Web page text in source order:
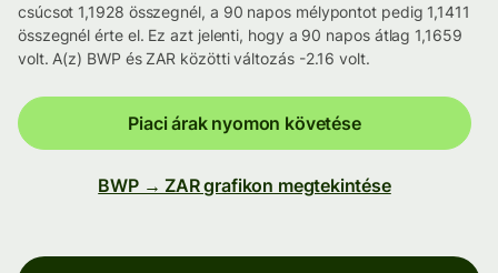
csúcsot 1,1928 összegnél, a 90 napos mélypontot pedig 1,1411
összegnél érte el. Ez azt jelenti, hogy a 90 napos átlag 1,1659
volt. A(z) BWP és ZAR közötti változás -2.16 volt.
Piaci árak nyomon követése
BWP → ZAR grafikon megtekintése